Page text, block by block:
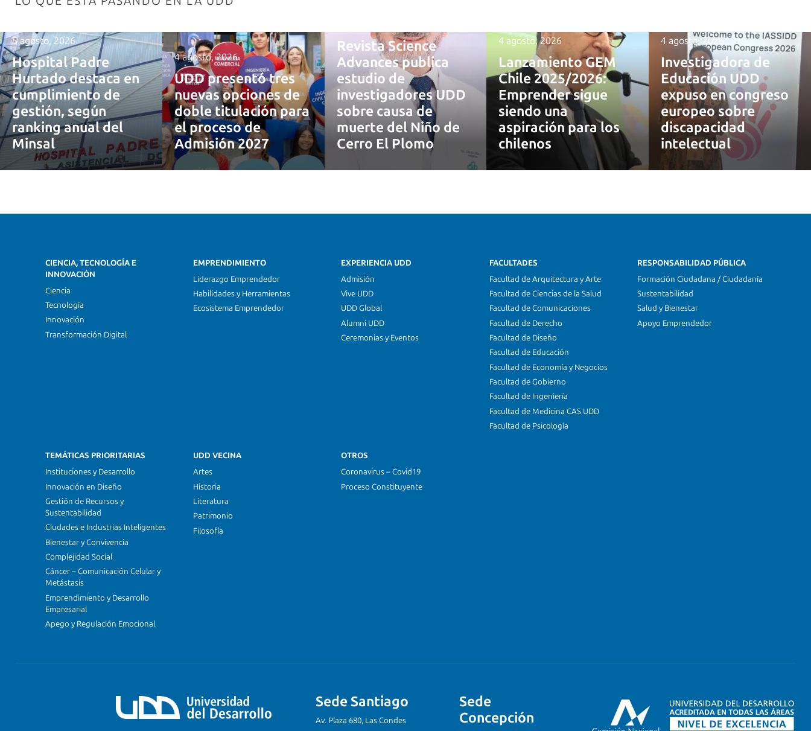
5 agosto, 2026
Hospital Padre
Hurtado destaca en
cumplimiento de
gestión, según
ranking anual del
Minsal
4 agosto, 2026
UDD presentó tres
nuevas opciones de
doble titulación para
el proceso de
Admisión 2027
Revista Science
Advances publica
estudio de
investigadores UDD
sobre causa de
muerte del Niño de
Cerro El Plomo
4 agosto, 2026
Lanzamiento GEM
Chile 2025/2026:
Emprender sigue
siendo una
aspiración para los
chilenos
4 agosto, 2026
Investigadora de
Educación UDD
expuso en congreso
europeo sobre
discapacidad
intelectual
CIENCIA, TECNOLOGÍA E
INNOVACIÓN
Ciencia
Tecnología
Innovación
Transformación Digital
EMPRENDIMIENTO
Liderazgo Emprendedor
Habilidades y Herramientas
Ecosistema Emprendedor
EXPERIENCIA UDD
Admisión
Vive UDD
UDD Global
Alumni UDD
Ceremonias y Eventos
FACULTADES
Facultad de Arquitectura y Arte
Facultad de Ciencias de la Salud
Facultad de Comunicaciones
Facultad de Derecho
Facultad de Diseño
Facultad de Educación
Facultad de Economía y Negocios
Facultad de Gobierno
Facultad de Ingeniería
Facultad de Medicina CAS UDD
Facultad de Psicología
RESPONSABILIDAD PÚBLICA
Formación Ciudadana / Ciudadanía
Sustentabilidad
Salud y Bienestar
Apoyo Emprendedor
TEMÁTICAS PRIORITARIAS
Instituciones y Desarrollo
Innovación en Diseño
Gestión de Recursos y
Sustentabilidad
Ciudades e Industrias Inteligentes
Bienestar y Convivencia
Complejidad Social
Cáncer – Comunicación Celular y
Metástasis
Emprendimiento y Desarrollo
Empresarial
Apego y Regulación Emocional
UDD VECINA
Artes
Historia
Literatura
Patrimonio
Filosofía
OTROS
Coronavirus – Covid19
Proceso Constituyente
Sede Santiago
Av. Plaza 680, Las Condes
Sede
Concepción